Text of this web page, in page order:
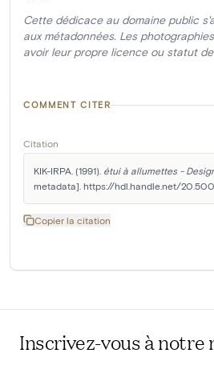
Cette dédicace au domaine public
aux métadonnées. Les
avoir leur propre licence ou statut
COMMENT CITER
Citation
KIK-IRPA. (1991). étui à allumettes -
metadata]. https://hdl.handle.net/
Copier la citation
Inscrivez-vous à